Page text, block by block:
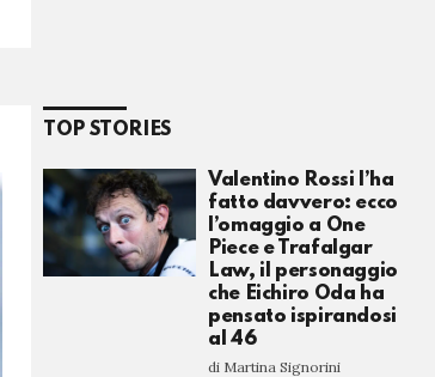
TOP STORIES
Valentino Rossi l’ha
fatto davvero: ecco
l’omaggio a One
Piece e Trafalgar
Law, il personaggio
che Eichiro Oda ha
pensato ispirandosi
al 46
di Martina Signorini